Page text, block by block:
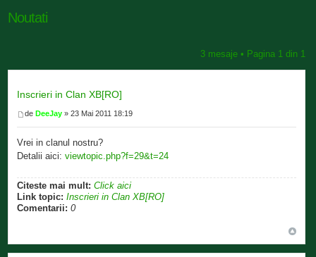
Noutati
3 mesaje • Pagina 1din 1
Inscrieri in Clan XB[RO]
deDeeJay » 23 Mai 2011 18:19
Vrei in clanul nostru?
Detalii aici:viewtopic.php?f=29&t=24
Citeste mai mult: Click aici
Link topic: Inscrieri in Clan XB[RO]
Comentarii: 0